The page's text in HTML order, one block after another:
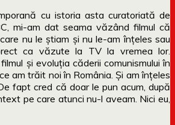
cu istoria asta curatoriată de
mi-am dat seama văzând filmul că
nu le știam și nu le-am înțeles sau
ca văzute la TV la vremea lor.
și evoluția căderii comunismului în
am trăit noi în România. Și am înțeles
fapt cred că doar le pun acum, după
pe care atunci nu-l aveam. Nici eu,